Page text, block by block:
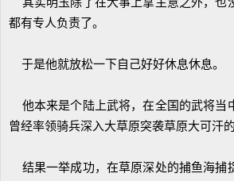
都有专人负责了。
于是他就放松一下自己好好休息休息。
他本来是个陆上武将，在全国的武将当
曾经率领骑兵深入大草原突袭草原大可汗的
结果一举成功，在草原深处的捕鱼海捕